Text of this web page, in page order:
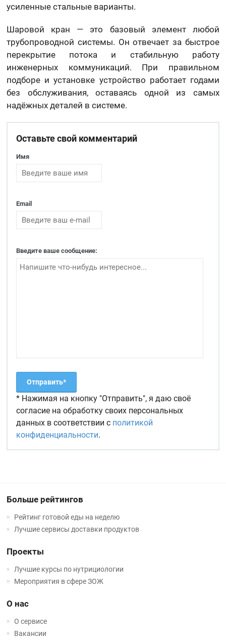
усиленные стальные варианты.
Шаровой кран — это базовый элемент любой
трубопроводной системы. Он отвечает за быстрое
перекрытие потока и стабильную работу
инженерных коммуникаций. При правильном
подборе и установке устройство работает годами
без обслуживания, оставаясь одной из самых
надёжных деталей в системе.
Оставьте свой комментарий
Имя
Email
Введите ваше сообщение:
* Нажимая на кнопку "Отправить", я даю своё
согласие на обработку своих персональных
данных в соответствии с политикой
конфиденциальности.
Больше рейтингов
Рейтинг готовой еды на неделю
Лучшие сервисы доставки продуктов
Проекты
Лучшие курсы по нутрициологии
Мероприятия в сфере ЗОЖ
О нас
О сервисе
Вакансии